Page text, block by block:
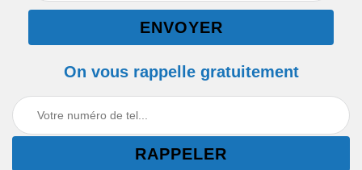
On vous rappelle gratuitement